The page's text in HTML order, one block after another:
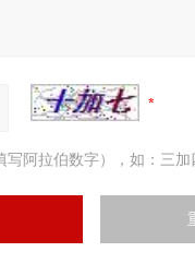
写阿拉伯数字），如：三加